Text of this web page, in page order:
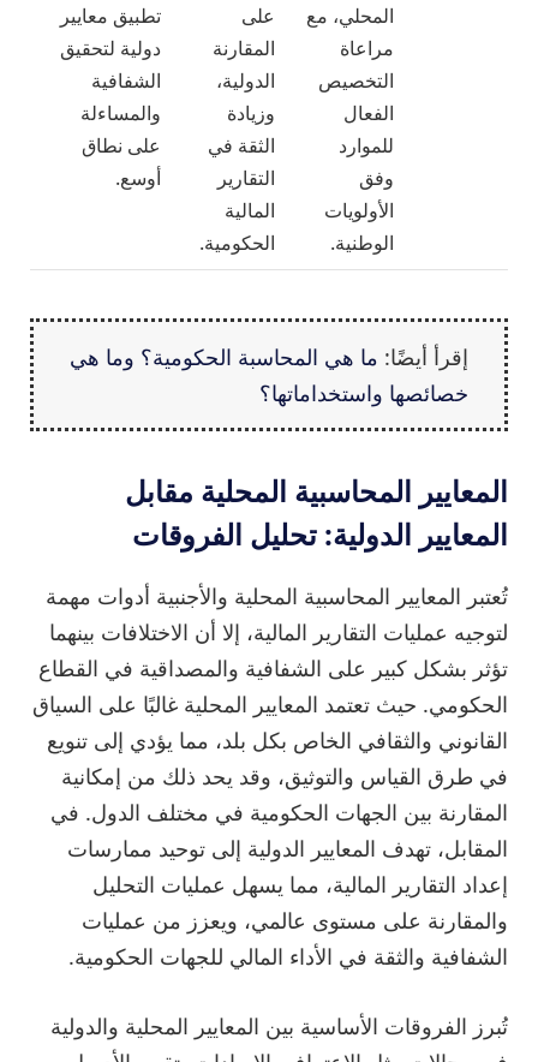
المحلي، مع
مراعاة
التخصيص
الفعال
للموارد
وفق
الأولويات
الوطنية.
على
المقارنة
الدولية،
وزيادة
الثقة في
التقارير
المالية
الحكومية.
تطبيق معايير
دولية لتحقيق
الشفافية
والمساءلة
على نطاق
أوسع.
إقرأ أيضًا: ما هي المحاسبة الحكومية؟ وما هي
خصائصها واستخداماتها؟
المعايير المحاسبية المحلية مقابل
المعايير الدولية: تحليل الفروقات
تُعتبر المعايير المحاسبية المحلية والأجنبية أدوات مهمة
لتوجيه عمليات التقارير المالية، إلا أن الاختلافات بينهما
تؤثر بشكل كبير على الشفافية والمصداقية في القطاع
الحكومي. حيث تعتمد المعايير المحلية غالبًا على السياق
القانوني والثقافي الخاص بكل بلد، مما يؤدي إلى تنويع
في طرق القياس والتوثيق، وقد يحد ذلك من إمكانية
المقارنة بين الجهات الحكومية في مختلف الدول. في
المقابل، تهدف المعايير الدولية إلى توحيد ممارسات
إعداد التقارير المالية، مما يسهل عمليات التحليل
والمقارنة على مستوى عالمي، ويعزز من عمليات
الشفافية والثقة في الأداء المالي للجهات الحكومية.
تُبرز الفروقات الأساسية بين المعايير المحلية والدولية